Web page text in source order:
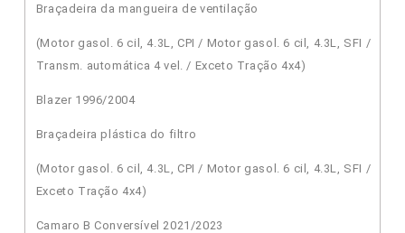
Braçadeira da mangueira de ventilação
(Motor gasol. 6 cil, 4.3L, CPI / Motor gasol. 6 cil, 4.3L, SFI /
Transm. automática 4 vel. / Exceto Tração 4x4)
Blazer 1996/2004
Braçadeira plástica do filtro
(Motor gasol. 6 cil, 4.3L, CPI / Motor gasol. 6 cil, 4.3L, SFI /
Exceto Tração 4x4)
Camaro B Conversível 2021/2023